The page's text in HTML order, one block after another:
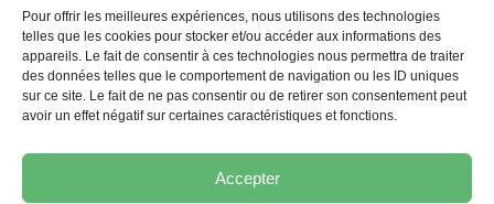
Pour offrir les meilleures expériences, nous utilisons des technologies
telles que les cookies pour stocker et/ou accéder aux informations des
appareils. Le fait de consentir à ces technologies nous permettra de traiter
des données telles que le comportement de navigation ou les ID uniques
sur ce site. Le fait de ne pas consentir ou de retirer son consentement peut
avoir un effet négatif sur certaines caractéristiques et fonctions.
Accepter
Nous contacter
01 46 79 28 74
S'ABONNER(NOUVELLE FENÊTRE)
ADHÉRER
Épargne
(nouvelle fenêtre) Formation
(nouvelle fenêtre)